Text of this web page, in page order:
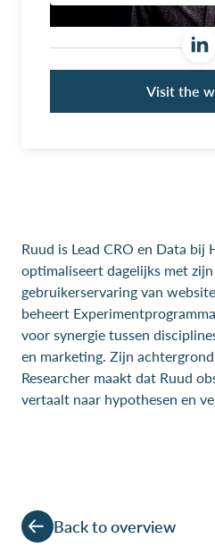
Visit the
Ruud is Lead CRO en Data bij
optimaliseert dagelijks met
gebruikerservaring van
beheert
voor synergie tussen
en marketing. Zijn
Researcher maakt dat Ruud
vertaalt naar hypothesen en
Back to overview